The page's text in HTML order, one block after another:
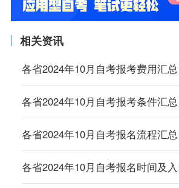
相关资讯
各省2024年10月自考报考费用汇总
各省2024年10月自考报考条件汇总
各省2024年10月自考报名流程汇总
各省2024年10月自考报名时间及